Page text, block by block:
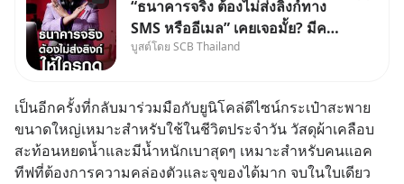
“ธนาคารจริง ต้องไม่ส่งลิงก์ทาง
SMS หรืออีเมล” เคยเจอมั้ย? มีคน
อ้างว่าโทรจากธนาคาร บอกว่า
“ป้าเก๋าเล่ากลโกง” เพื่อรู้ทันมุก
หลอกลวงในคราบ
บูสต์โดย SCB Thailand
เป็นอีกครั้งที่กลับมาร่วมมือกับยูนิโคล่ดีไซน์กระเป๋าสะพาย
ขนาดใหญ่เหมาะสำหรับใช้ในชีวิตประจำวัน วัสดุผ้าเคลือบ
สะท้อนหยดน้ำและมีน้ำหนักเบาสุดๆ เหมาะสำหรับคนแอค
ทีฟที่ต้องการความคล่องตัวและจุของได้มาก จบในใบเดียว ​